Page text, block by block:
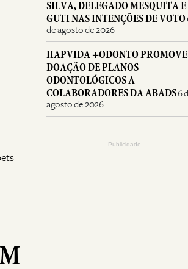
SILVA, DELEGADO MESQUITA E
GUTI NAS INTENÇÕES DE VOTO
de agosto de 2026
HAPVIDA +ODONTO PROMOVE
DOAÇÃO DE PLANOS
ODONTOLÓGICOS A
COLABORADORES DA ABADS6
agosto de 2026
-Publicidade-